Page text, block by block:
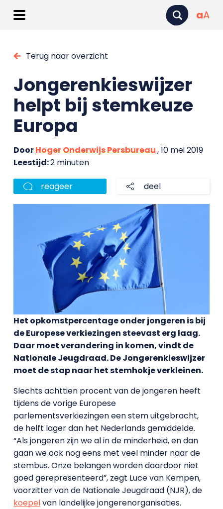
aA
Terug naar overzicht
Jongerenkieswijzer
helpt bij stemkeuze
Europa
DoorHoger Onderwijs Persbureau, 10 mei 2019
Leestijd:2 minuten
reageer deel
Het opkomstpercentage onder jongeren is bij
de Europese verkiezingen steevast erg laag.
Daar moet verandering in komen, vindt de
Nationale Jeugdraad. De Jongerenkieswijzer
moet de stap naar het stemhokje verkleinen.
Slechts achttien procent van de jongeren heeft
tijdens de vorige Europese
parlementsverkiezingen een stem uitgebracht,
de helft lager dan het Nederlands gemiddelde.
“Als jongeren zijn we al in de minderheid, en dan
gaan we ook nog eens met veel minder naar de
stembus. Onze belangen worden daardoor niet
goed gerepresenteerd”, zegt Luce van Kempen,
voorzitter van de Nationale Jeugdraad (NJR), de
koepelvan landelijke jongerenorganisaties.